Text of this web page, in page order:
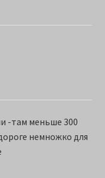
-там меньше 300
немножко для